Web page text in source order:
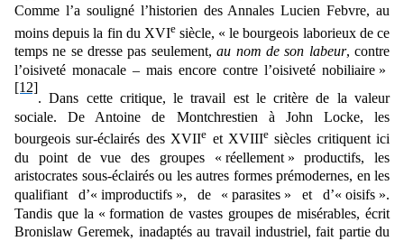
Comme l’a souligné l’historien des Annales Lucien Febvre, au
moins depuis la fin du XVIesiècle, « le bourgeois laborieux de ce
temps ne se dresse pas seulement,au nom de son labeur, contre
l’oisiveté monacale – mais encore contre l’oisiveté nobiliaire »
[12]
. Dans cette critique, le travail est le critère de la valeur
sociale. De Antoine de Montchrestien à John Locke, les
bourgeois sur-éclairés des XVIIe et XVIIIesiècles critiquent ici
du point de vue des groupes « réellement » productifs, les
aristocrates sous-éclairés ou les autres formes prémodernes, en les
qualifiant d’« improductifs », de « parasites » et d’« oisifs ».
Tandis que la « formation de vastes groupes de misérables, écrit
Bronislaw Geremek, inadaptés au travail industriel, fait partie du